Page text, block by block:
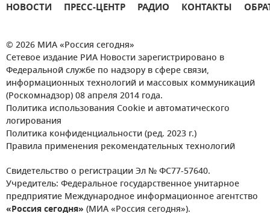
НОВОСТИ ПРЕСС-ЦЕНТР РАДИО КОНТАКТЫ
© 2026 МИА «Россия сегодня»
Сетевое издание РИА Новости зарегистрировано в
Федеральной службе по надзору в сфере связи,
информационных технологий и массовых коммуникаций
(Роскомнадзор) 08 апреля 2014 года.
Политика использования Cookie и автоматического
логирования
Политика конфиденциальности (ред. 2023 г.)
Правила применения рекомендательных технологий
Свидетельство о регистрации Эл № ФС77-57640.
Учредитель: Федеральное государственное унитарное
предприятие Международное информационное агентство
«Россия сегодня» (МИА «Россия сегодня»).